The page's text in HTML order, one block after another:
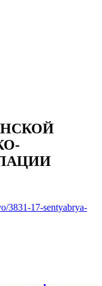
3831-17-sentyabrya-